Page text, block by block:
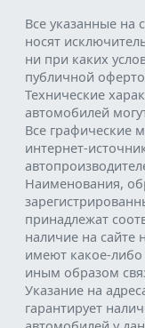
Все указанные на
носят
ни при каких
публичной
Технические
автомобилей
Все графические
интернет-
Наименования,
принадлежат
наличие на сайте
имеют какое-
иным образом
Указание на
гарантирует